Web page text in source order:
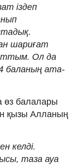
іздеп
шариғат
Ол да
4 баланың ата-
өз балалары
қызы Алланың
келді.
таза ауа